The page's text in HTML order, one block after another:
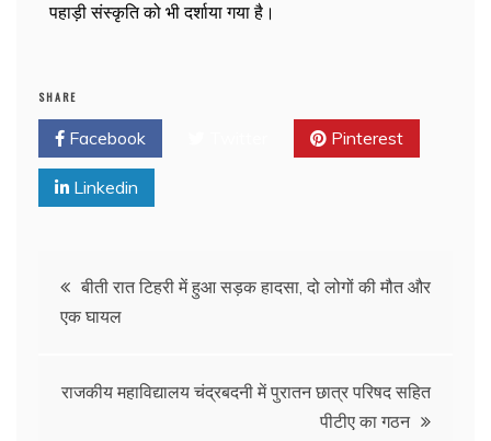
पहाड़ी संस्कृति को भी दर्शाया गया है।
SHARE
Facebook Pinterest
Linkedin
बीती रात टिहरी में हुआ सड़क हादसा, दो लोगों की मौत और
एक घायल
राजकीय महाविद्यालय चंद्रबदनी में पुरातन छात्र परिषद सहित
पीटीए का गठन